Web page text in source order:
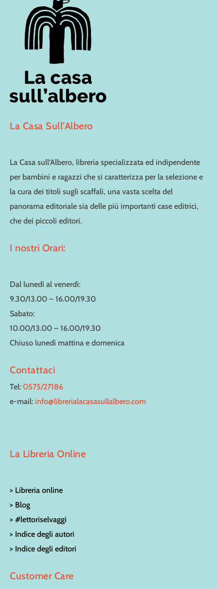
La Casa Sull’Albero
La Casa sull’Albero, libreria specializzata ed indipendente
per bambini e ragazzi che si caratterizza per la selezione e
la cura dei titoli sugli scaffali, una vasta scelta del
panorama editoriale sia delle più importanti case editrici,
che dei piccoli editori.
I nostri Orari:
Dal lunedì al venerdì:
9.30/13.00 – 16.00/19.30
Sabato:
10.00/13.00 – 16.00/19.30
Chiuso lunedì mattina e domenica
Contattaci
Tel: 0575/27186
e-mail: info@librerialacasasullalbero.com
La Libreria Online
> Libreria online
> Blog
> #lettoriselvaggi
> Indice degli autori
> Indice degli editori
Customer Care